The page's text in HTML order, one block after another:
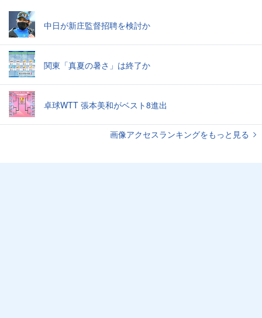
中日が新庄監督招聘を検討か
関東「真夏の暑さ」は終了か
卓球WTT 張本美和がベスト8進出
画像アクセスランキングをもっと見る